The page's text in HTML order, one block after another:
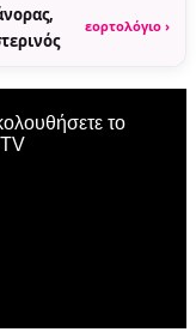
εορτολόγιο ›
το